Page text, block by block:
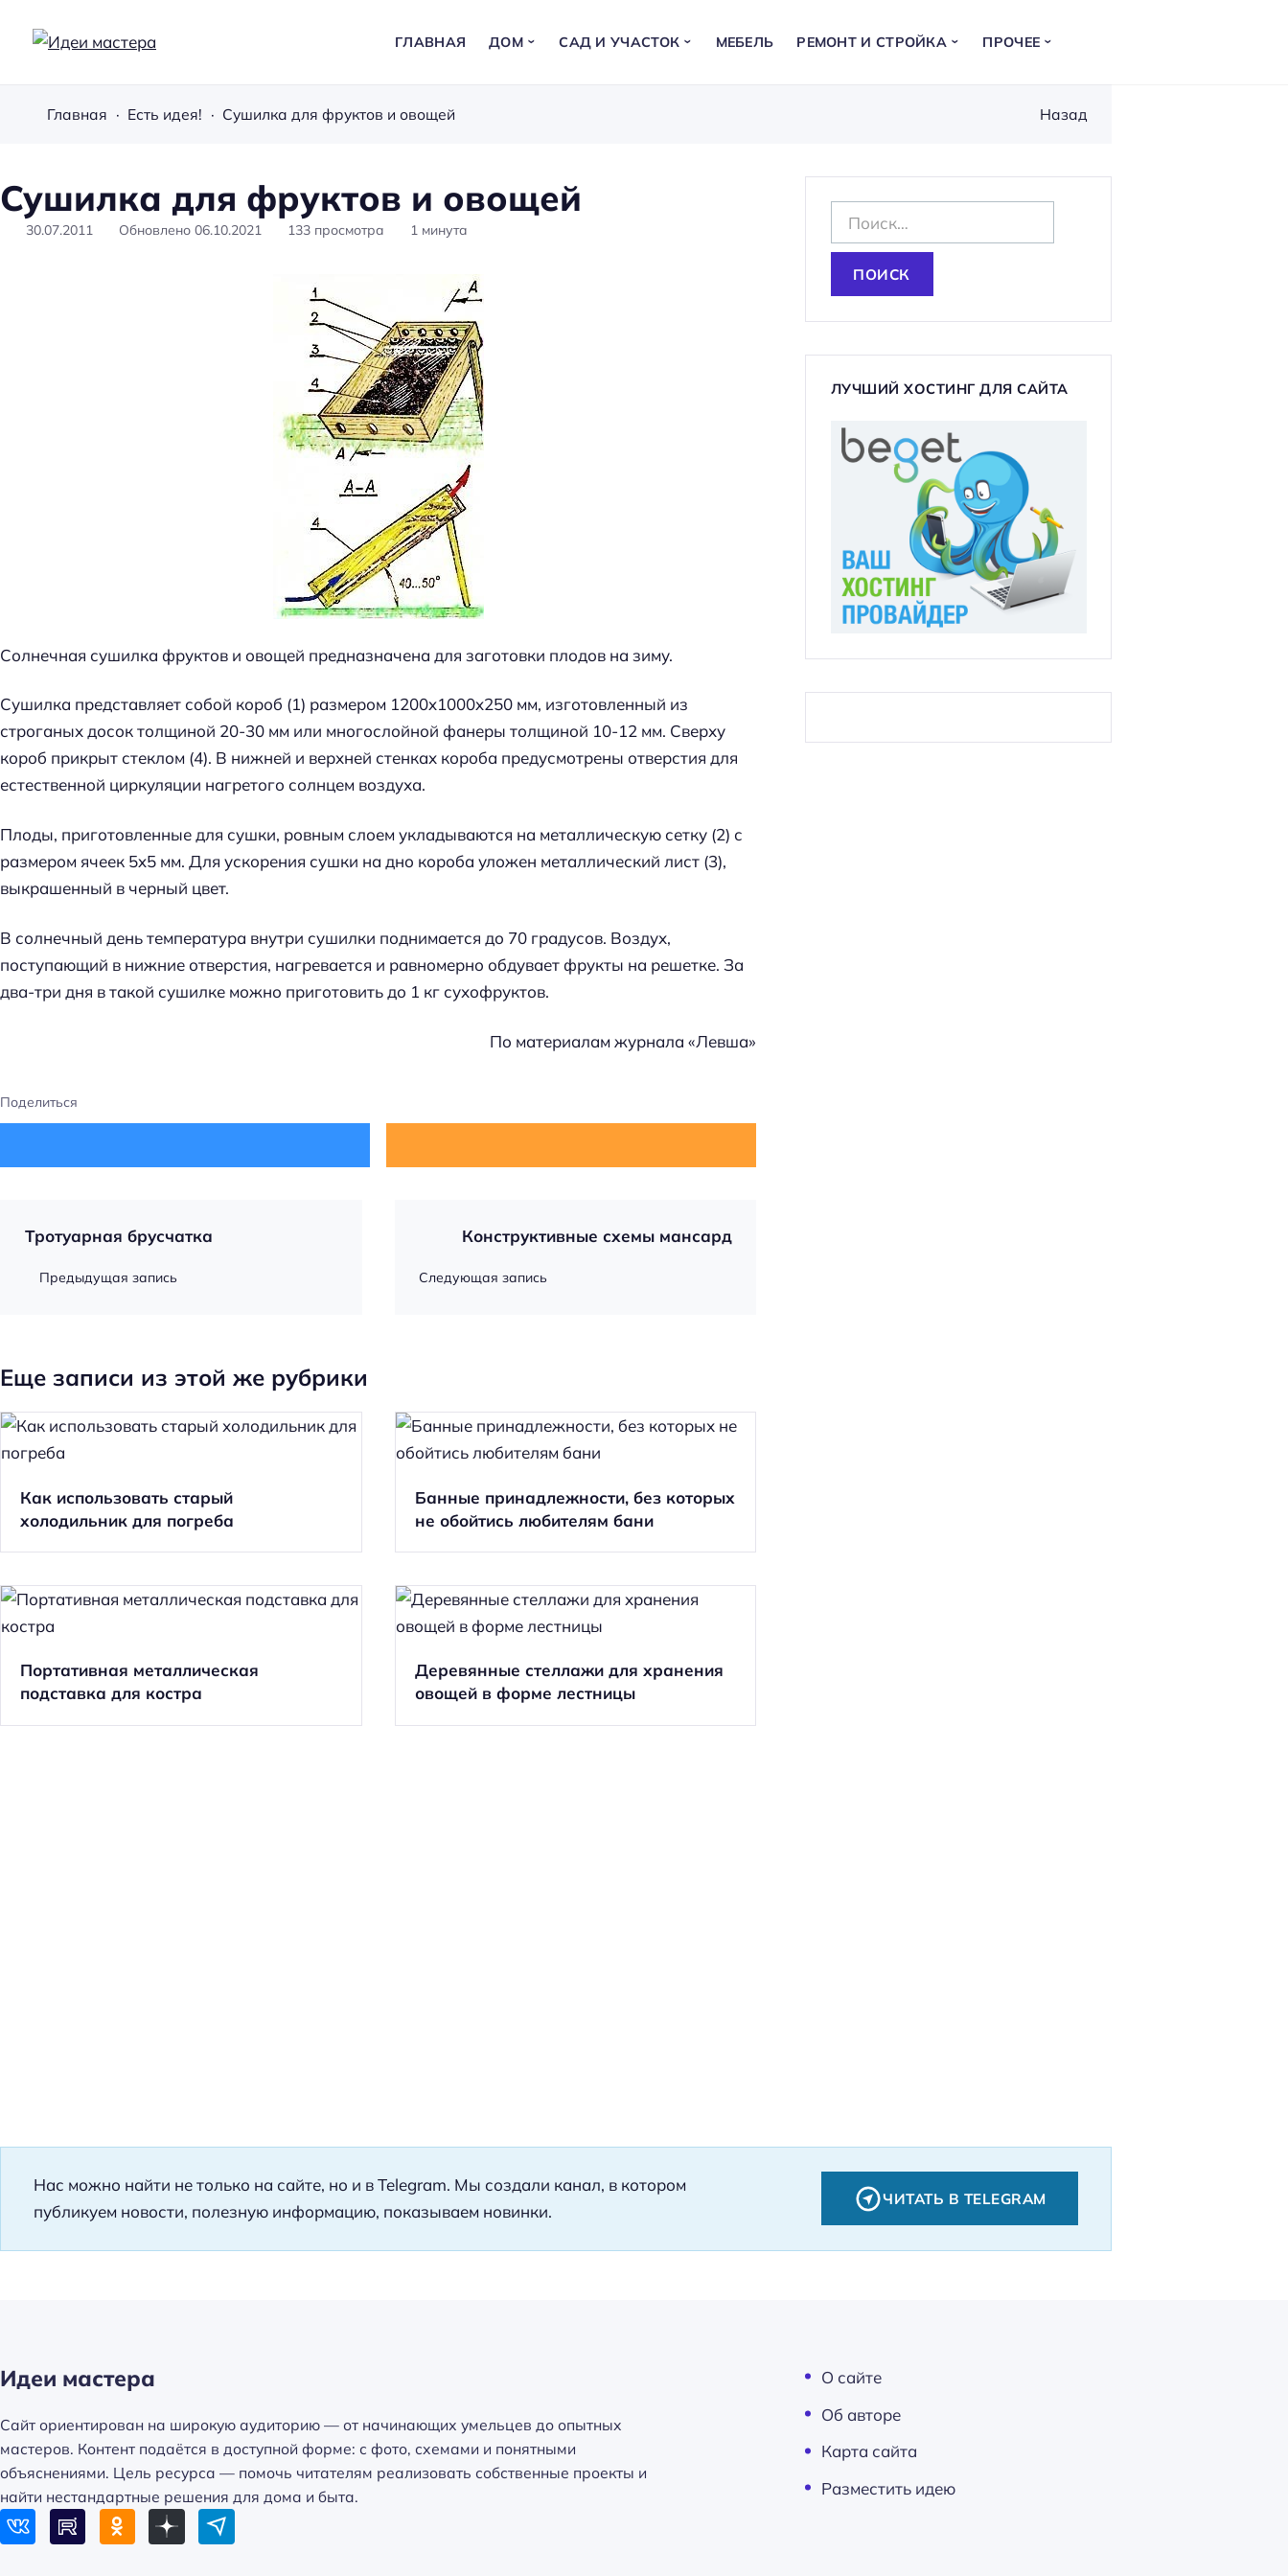
а
с
ГЛАВНАЯ ДОМ САД И УЧАСТОК МЕБЕЛЬ РЕМОНТ И СТРОЙКА ПРОЧЕЕ
Главная Есть идея! Сушилка для фруктов и овощей Назад
Сушилка для фруктов и овощей
30.07.2011 Обновлено 06.10.2021 133 просмотра 1 минута
Солнечная сушилка фруктов и овощей предназначена для заготовки плодов на зиму.
Сушилка представляет собой короб (1) размером 1200x1000x250 мм, изготовленный из
строганых досок толщиной 20-30 мм или многослойной фанеры толщиной 10-12 мм. Сверху
короб прикрыт стеклом (4). В нижней и верхней стенках короба предусмотрены отверстия для
естественной циркуляции нагретого солнцем воздуха.
Плоды, приготовленные для сушки, ровным слоем укладываются на металлическую сетку (2) с
размером ячеек 5x5 мм. Для ускорения сушки на дно короба уложен металлический лист (3),
выкрашенный в черный цвет.
В солнечный день температура внутри сушилки поднимается до 70 градусов. Воздух,
поступающий в нижние отверстия, нагревается и равномерно обдувает фрукты на решетке. За
два-три дня в такой сушилке можно приготовить до 1 кг сухофруктов.
По материалам журнала «Левша»
Поделиться
Тротуарная брусчатка
Предыдущая запись
Конструктивные схемы мансард
Следующая запись
Еще записи из этой же рубрики
Как использовать старый
холодильник для погреба
Банные принадлежности, без которых
не обойтись любителям бани
Портативная металлическая
подставка для костра
Деревянные стеллажи для хранения
овощей в форме лестницы
а
т
и
ЛУЧШИЙ ХОСТИНГ ДЛЯ САЙТА
Нас можно найти не только на сайте, но и в Telegram. Мы создали канал, в котором
публикуем новости, полезную информацию, показываем новинки.
ЧИТАТЬ В TELEGRAM
Идеи мастера
Сайт ориентирован на широкую аудиторию — от начинающих умельцев до опытных
мастеров. Контент подаётся в доступной форме: с фото, схемами и понятными
объяснениями. Цель ресурса — помочь читателям реализовать собственные проекты и
найти нестандартные решения для дома и быта.
О сайте
Об авторе
Карта сайта
Разместить идею